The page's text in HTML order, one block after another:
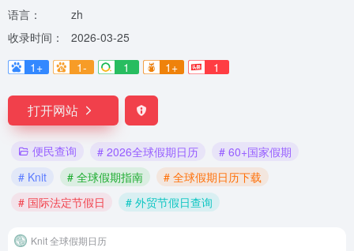
语言：
zh
收录时间：
2026-03-25
1+
1- 1 1+ 1
打开网站
便民查询 # 2026全球假期日历
# 60+国家假期
# Knit
# 全球假期指南
# 全球假期日历下载
# 国际法定节假日
# 外贸节假日查询
Knit 全球假期日历